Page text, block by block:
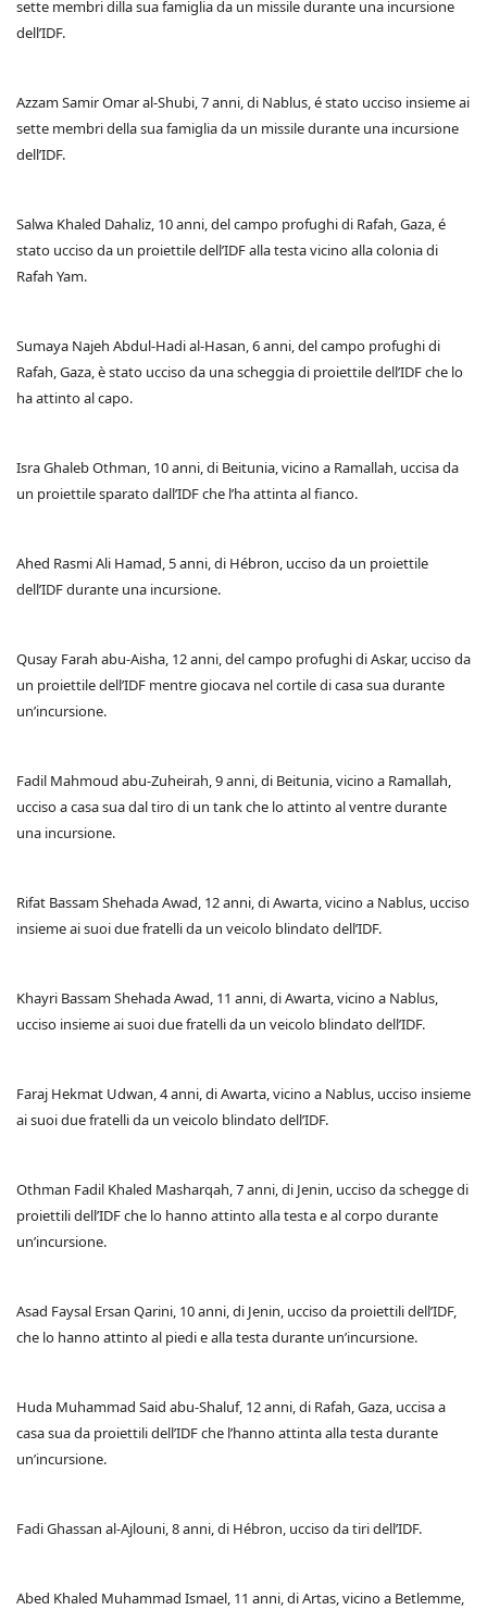
sette membri dilla sua famiglia da un missile durante una incursione
dell’IDF.
Azzam Samir Omar al-Shubi, 7 anni, di Nablus, é stato ucciso insieme ai
sette membri della sua famiglia da un missile durante una incursione
dell’IDF.
Salwa Khaled Dahaliz, 10 anni, del campo profughi di Rafah, Gaza, é
stato ucciso da un proiettile dell’IDF alla testa vicino alla colonia di
Rafah Yam.
Sumaya Najeh Abdul-Hadi al-Hasan, 6 anni, del campo profughi di
Rafah, Gaza, è stato ucciso da una scheggia di proiettile dell’IDF che lo
ha attinto al capo.
Isra Ghaleb Othman, 10 anni, di Beitunia, vicino a Ramallah, uccisa da
un proiettile sparato dall’IDF che l’ha attinta al fianco.
Ahed Rasmi Ali Hamad, 5 anni, di Hébron, ucciso da un proiettile
dell’IDF durante una incursione.
Qusay Farah abu-Aisha, 12 anni, del campo profughi di Askar, ucciso da
un proiettile dell’IDF mentre giocava nel cortile di casa sua durante
un’incursione.
Fadil Mahmoud abu-Zuheirah, 9 anni, di Beitunia, vicino a Ramallah,
ucciso a casa sua dal tiro di un tank che lo attinto al ventre durante
una incursione.
Rifat Bassam Shehada Awad, 12 anni, di Awarta, vicino a Nablus, ucciso
insieme ai suoi due fratelli da un veicolo blindato dell’IDF.
Khayri Bassam Shehada Awad, 11 anni, di Awarta, vicino a Nablus,
ucciso insieme ai suoi due fratelli da un veicolo blindato dell’IDF.
Faraj Hekmat Udwan, 4 anni, di Awarta, vicino a Nablus, ucciso insieme
ai suoi due fratelli da un veicolo blindato dell’IDF.
Othman Fadil Khaled Masharqah, 7 anni, di Jenin, ucciso da schegge di
proiettili dell’IDF che lo hanno attinto alla testa e al corpo durante
un’incursione.
Asad Faysal Ersan Qarini, 10 anni, di Jenin, ucciso da proiettili dell’IDF,
che lo hanno attinto al piedi e alla testa durante un’incursione.
Huda Muhammad Said abu-Shaluf, 12 anni, di Rafah, Gaza, uccisa a
casa sua da proiettili dell’IDF che l’hanno attinta alla testa durante
un’incursione.
Fadi Ghassan al-Ajlouni, 8 anni, di Hébron, ucciso da tiri dell’IDF.
Abed Khaled Muhammad Ismael, 11 anni, di Artas, vicino a Betlemme,